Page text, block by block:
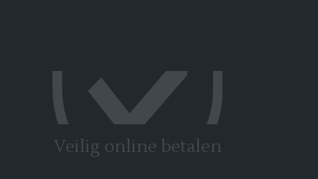
Veilig online betalen